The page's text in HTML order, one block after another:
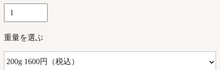
重量を選ぶ